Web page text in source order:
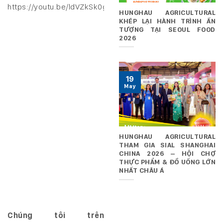
https://youtu.be/ldVZkSk0gXk
HUNGHAU AGRICULTURAL
KHÉP LẠI HÀNH TRÌNH ẤN
TƯỢNG TẠI SEOUL FOOD
2026
HUNGHAU AGRICULTURAL
THAM GIA SIAL SHANGHAI
CHINA 2026 – HỘI CHỢ
THỰC PHẨM & ĐỒ UỐNG LỚN
NHẤT CHÂU Á
19
May
Chúng tôi trên